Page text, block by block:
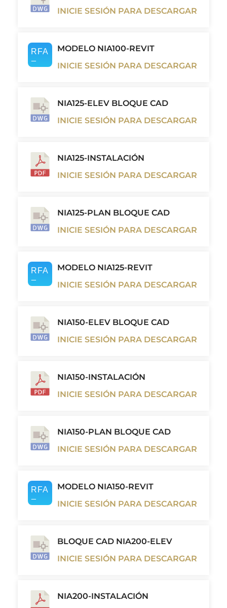
INICIE SESIÓN PARA DESCARGAR
MODELO NIA100-REVIT
INICIE SESIÓN PARA DESCARGAR
NIA125-ELEV BLOQUE CAD
INICIE SESIÓN PARA DESCARGAR
NIA125-INSTALACIÓN
INICIE SESIÓN PARA DESCARGAR
NIA125-PLAN BLOQUE CAD
INICIE SESIÓN PARA DESCARGAR
MODELO NIA125-REVIT
INICIE SESIÓN PARA DESCARGAR
NIA150-ELEV BLOQUE CAD
INICIE SESIÓN PARA DESCARGAR
NIA150-INSTALACIÓN
INICIE SESIÓN PARA DESCARGAR
NIA150-PLAN BLOQUE CAD
INICIE SESIÓN PARA DESCARGAR
MODELO NIA150-REVIT
INICIE SESIÓN PARA DESCARGAR
BLOQUE CAD NIA200-ELEV
INICIE SESIÓN PARA DESCARGAR
NIA200-INSTALACIÓN